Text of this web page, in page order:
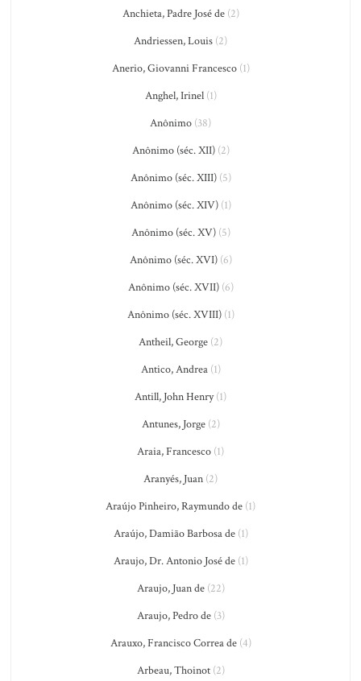
Anchieta, Padre José de(2)
Andriessen, Louis (2)
Anerio, Giovanni Francesco(1)
Anghel, Irinel(1)
Anônimo (38)
Anônimo (séc. XII)(2)
Anônimo (séc. XIII)(5)
Anônimo (séc. XIV)(1)
Anônimo (séc. XV)(5)
Anônimo (séc. XVI)(6)
Anônimo (séc. XVII)(6)
Anônimo (séc. XVIII)(1)
Antheil, George (2)
Antico, Andrea(1)
Antill, John Henry(1)
Antunes, Jorge(2)
Araia, Francesco (1)
Aranyés, Juan (2)
Araújo Pinheiro, Raymundo de (1)
Araújo, Damião Barbosa de(1)
Araujo, Dr. Antonio José de(1)
Araujo, Juan de(22)
Araujo, Pedro de(3)
Arauxo, Francisco Correa de(4)
Arbeau, Thoinot(2)